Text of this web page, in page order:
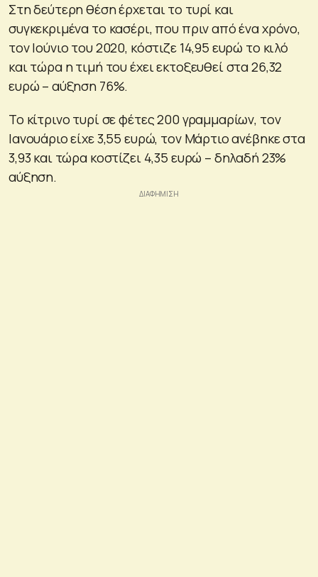
Στη δεύτερη θέση έρχεται το τυρί και
συγκεκριμένα το κασέρι, που πριν από ένα χρόνο,
τον Ιούνιο του 2020, κόστιζε 14,95 ευρώ το κιλό
και τώρα η τιμή του έχει εκτοξευθεί στα 26,32
ευρώ – αύξηση 76%.
Το κίτρινο τυρί σε φέτες 200 γραμμαρίων, τον
Ιανουάριο είχε 3,55 ευρώ, τον Μάρτιο ανέβηκε στα
3,93 και τώρα κοστίζει 4,35 ευρώ – δηλαδή 23%
αύξηση.